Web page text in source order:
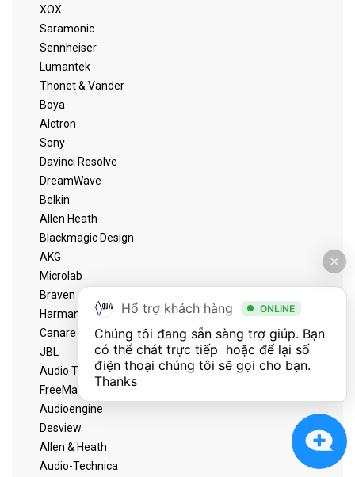
XOX
Saramonic
Sennheiser
Lumantek
Thonet & Vander
Boya
Alctron
Sony
Davinci Resolve
DreamWave
Belkin
Allen Heath
Blackmagic Design
AKG
Microlab
Braven
Harman
Canare
JBL
Audio Technica
FreeMate
Audioengine
Desview
Allen & Heath
Audio-Technica
Hổ trợ khách hàng ONLINE
Chúng tôi đang sẵn sàng trợ giúp. Bạn
có thể chát trực tiếp  hoặc để lại số
điện thoại chúng tôi sẽ gọi cho bạn.
Thanks